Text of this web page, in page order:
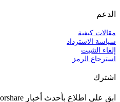
الدعم
مقالات كيفية
سياسة الاسترداد
إلغاء التثبيت
استرجاع الرمز
اشترك
ابق على اطلاع بأحدث أخبار Tenorshare